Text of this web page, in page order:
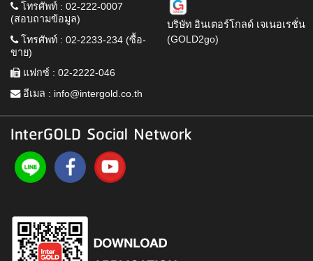
โทรศัพท์ : 02-222-0007
(สอบถามข้อมูล)
โทรศัพท์ : 02-2233-234 (ซื้อ-
ขาย)
แฟกซ์ : 02-2222-046
อีเมล : info@intergold.co.th
บริษัท อินเตอร์โกลด์ เจเนอเรชั่น
(GOLD2go)
InterGOLD Social Network